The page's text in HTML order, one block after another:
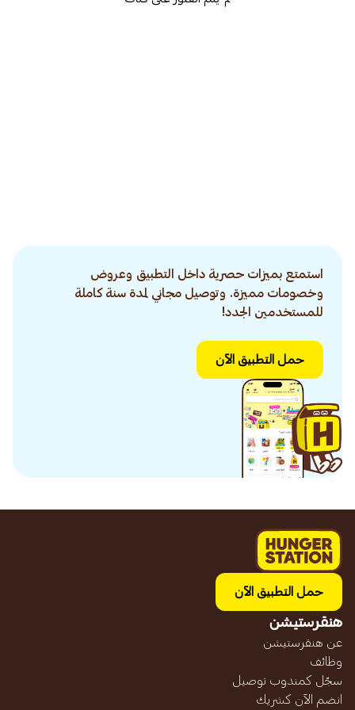
استمتع بميزات حصرية داخل التطبيق وعروض
وخصومات مميزة. وتوصيل مجاني لمدة سنة كاملة
للمستخدمين الجدد!
حمل التطبيق الآن
حمل التطبيق الآن
هنقرستيشن
عن هنقرستيشن
وظائف
سجّل كمندوب توصيل
انضم الآن كشريك